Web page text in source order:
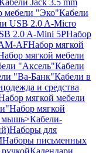
Jack 3.5 mm
мебели "Эко"Кабели
USB 2.0 A-Micro
2.0 A-Mini 5PНабор
AFНабор мягкой
мягкой мебели
"Аксель"Кабели
"Ва-Банк"Кабели в
и средства
мягкой мебели
Набор мягкой
мышь>Кабели-
Наборы для
Наборы письменных
Календари